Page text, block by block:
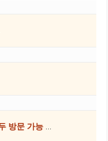
무비월드,웻엔와일드,씨월드,파라다이스 컨트리 모두 방문 가능 패스가 167불!!!!